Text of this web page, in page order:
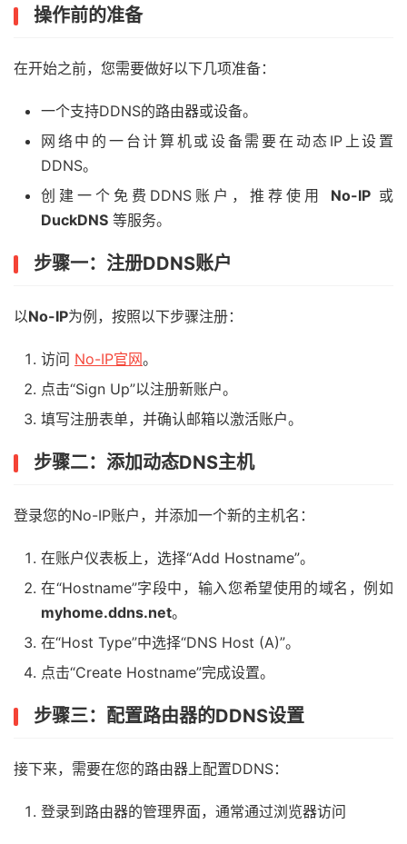
操作前的准备
在开始之前，您需要做好以下几项准备：
一个支持DDNS的路由器或设备。
网络中的一台计算机或设备需要在动态IP上设置
DDNS。
创建一个免费DDNS账户，推荐使用 No-IP 或
DuckDNS 等服务。
步骤一：注册DDNS账户
以No-IP为例，按照以下步骤注册：
访问 No-IP官网。
点击“Sign Up”以注册新账户。
填写注册表单，并确认邮箱以激活账户。
步骤二：添加动态DNS主机
登录您的No-IP账户，并添加一个新的主机名：
在账户仪表板上，选择“Add Hostname”。
在“Hostname”字段中，输入您希望使用的域名，例如
myhome.ddns.net。
在“Host Type”中选择“DNS Host (A)”。
点击“Create Hostname”完成设置。
步骤三：配置路由器的DDNS设置
接下来，需要在您的路由器上配置DDNS：
登录到路由器的管理界面，通常通过浏览器访问